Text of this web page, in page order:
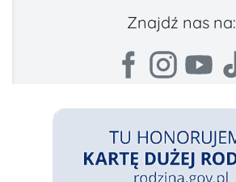
Znajdź nas na: